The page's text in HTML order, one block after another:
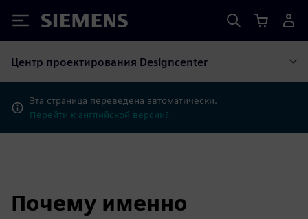
Siemens
Центр проектирования Designcenter
Эта страница переведена автоматически.
Перейти к английской версии?
Почему именно